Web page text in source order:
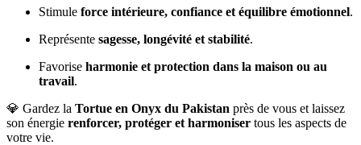
Stimule force intérieure, confiance et équilibre émotionnel.
Représente sagesse, longévité et stabilité.
Favorise harmonie et protection dans la maison ou au
travail.
💎 Gardez la Tortue en Onyx du Pakistan près de vous et laissez
son énergie renforcer, protéger et harmoniser tous les aspects de
votre vie.